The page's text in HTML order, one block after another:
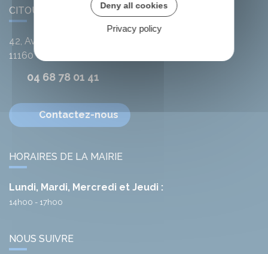
CITOU
42, Avenue de l'Argent-Double
11160Citou
04 68 78 01 41
Contactez-nous
HORAIRES DE LA MAIRIE
Lundi, Mardi, Mercredi et Jeudi :
14h00 - 17h00
NOUS SUIVRE
Deny all cookies
Privacy policy